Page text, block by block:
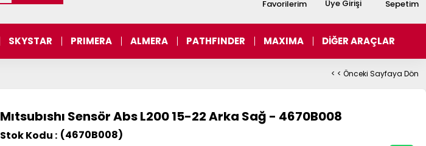
Sepetim
Favorilerim
Üye Girişi
SKYSTAR PRIMERA ALMERA PATHFINDER MAXIMA DİĞER ARAÇLAR
< < Önceki Sayfaya Dön
Mıtsubıshı Sensör Abs L200 15-22 Arka Sağ - 4670B008
(4670B008)